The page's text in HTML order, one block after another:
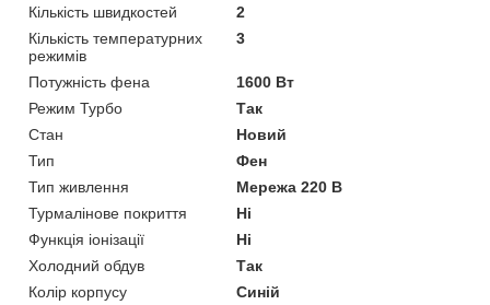
Кількість швидкостей
2
Кількість температурних
режимів
3
Потужність фена
1600 Вт
Режим Турбо
Так
Стан
Новий
Тип
Фен
Тип живлення
Мережа 220 В
Турмалінове покриття
Ні
Функція іонізації
Ні
Холодний обдув
Так
Колір корпусу
Синій